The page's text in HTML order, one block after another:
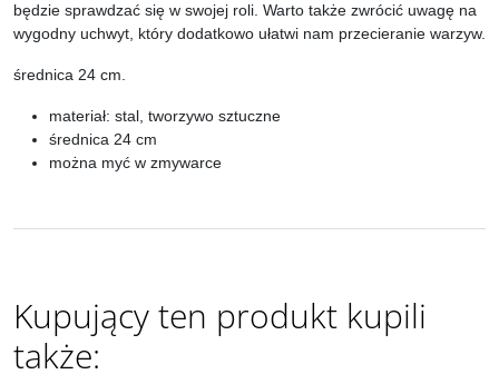
będzie sprawdzać się w swojej roli. Warto także zwrócić uwagę na
wygodny uchwyt, który dodatkowo ułatwi nam przecieranie warzyw.
średnica 24 cm.
materiał: stal, tworzywo sztuczne
średnica 24 cm
można myć w zmywarce
Kupujący ten produkt kupili
także: